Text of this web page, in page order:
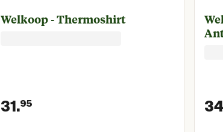
Welkoop - Thermoshirt
31.95